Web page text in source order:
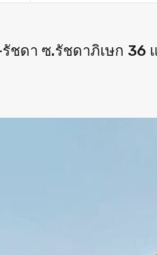
ดา ซ.รัชดาภิเษก 36